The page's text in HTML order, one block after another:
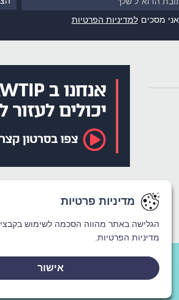
אני מסכים למדיניות הפרטיות
מדיניות פרטיות
הגלישה באתר מהווה הסכמה לשימוש בקבצי Cookie
מדיניות הפרטיות.
אישור
מדיניות פרטיות
הגלישה באתר מהווה הסכמה לשימוש בקבצי Cookie
מדיניות הפרטיות.
אישור
מדיניות פרטיות
הגלישה באתר מהווה הסכמה לשימוש בקבצי Cookie
מדיניות הפרטיות.
אישור